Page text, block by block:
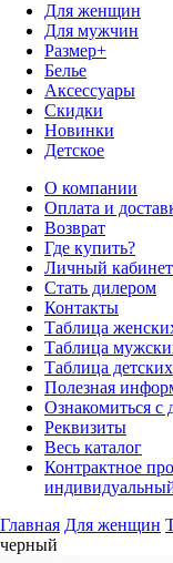
Для женщин
Для мужчин
Размер+
Белье
Аксессуары
Скидки
Новинки
Детское
О компании
Оплата и
Возврат
Где купить?
Личный кабинет
Стать дилером
Контакты
Таблица
Таблица
Таблица
Полезная
Ознакомиться с
Реквизиты
Весь каталог
Контрактное
Главная Для женщин
черный